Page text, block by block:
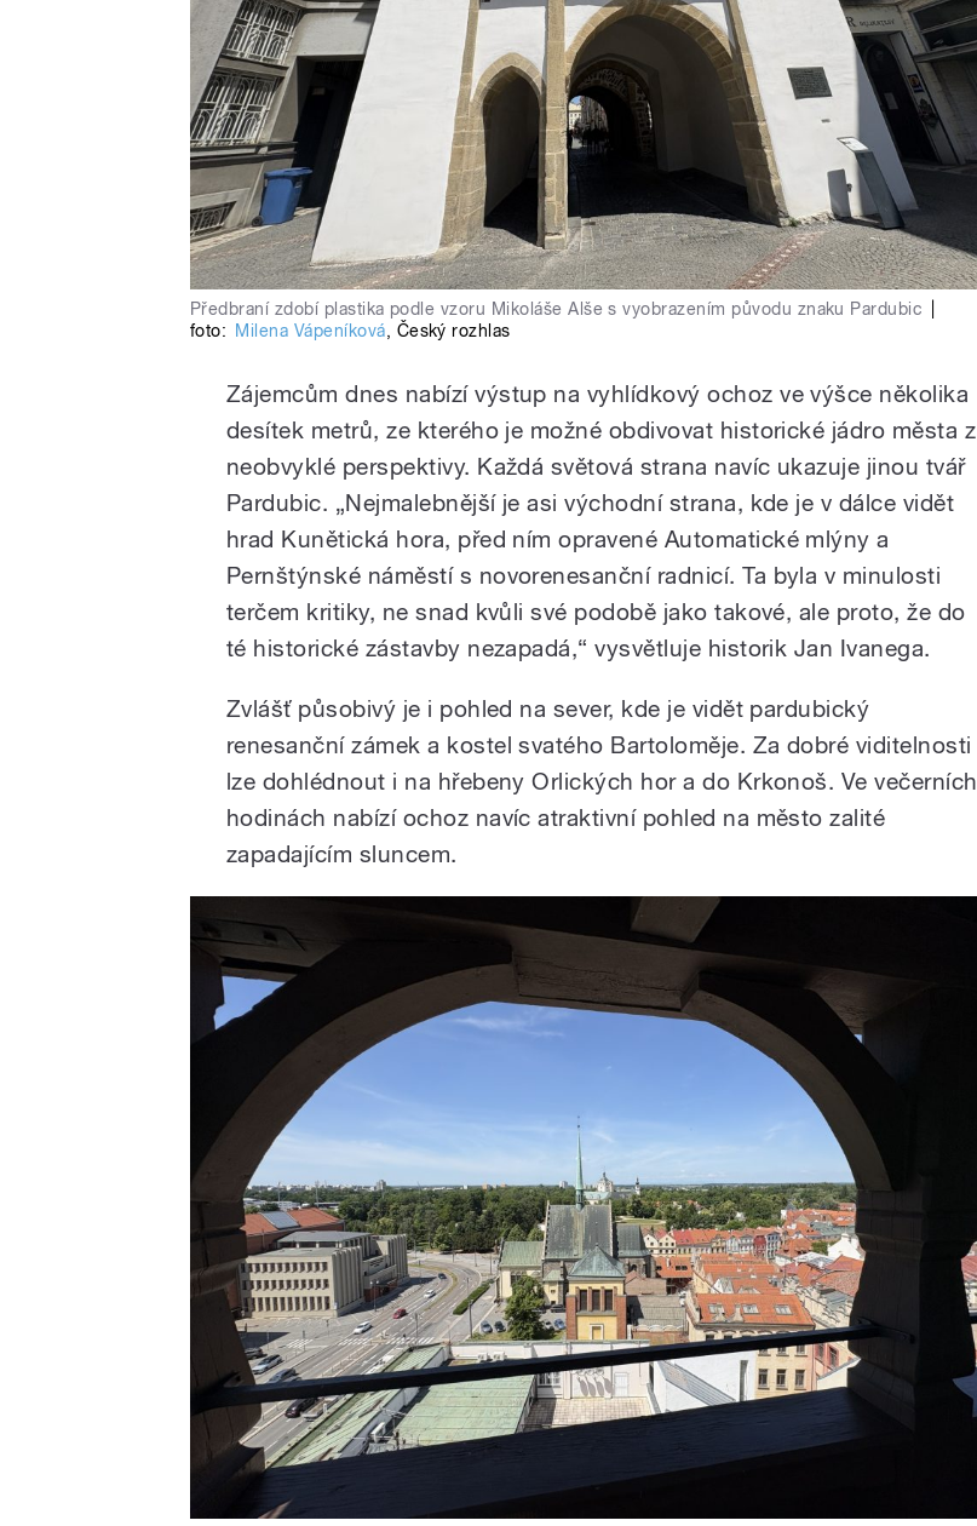
Předbraní zdobí plastika podle vzoru Mikoláše Alše s vyobrazením původu znaku Pardubic
foto:
Milena Vápeníková, Český rozhlas
Zájemcům dnes nabízí výstup na vyhlídkový ochoz ve výšce několika
desítek metrů, ze kterého je možné obdivovat historické jádro města z
neobvyklé perspektivy. Každá světová strana navíc ukazuje jinou tvář
Pardubic. „Nejmalebnější je asi východní strana, kde je v dálce vidět
hrad Kunětická hora, před ním opravené Automatické mlýny a
Pernštýnské náměstí s novorenesanční radnicí. Ta byla v minulosti
terčem kritiky, ne snad kvůli své podobě jako takové, ale proto, že do
té historické zástavby nezapadá,“ vysvětluje historik Jan Ivanega.
Zvlášť působivý je i pohled na sever, kde je vidět pardubický
renesanční zámek a kostel svatého Bartoloměje. Za dobré viditelnosti
lze dohlédnout i na hřebeny Orlických hor a do Krkonoš. Ve večerních
hodinách nabízí ochoz navíc atraktivní pohled na město zalité
zapadajícím sluncem.